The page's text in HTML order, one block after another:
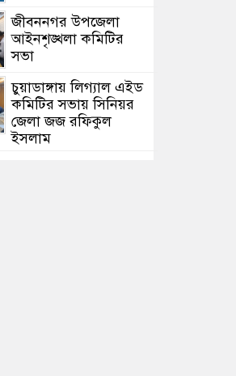
জীবননগর উপজেলা
আইনশৃঙ্খলা কমিটির
সভা
চুয়াডাঙ্গায় লিগ্যাল এইড
কমিটির সভায় সিনিয়র
জেলা জজ রফিকুল
ইসলাম